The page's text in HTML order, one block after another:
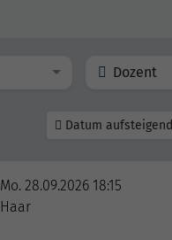
Dozent
Datum aufsteigend
Mo. 28.09.2026 18:15
Haar